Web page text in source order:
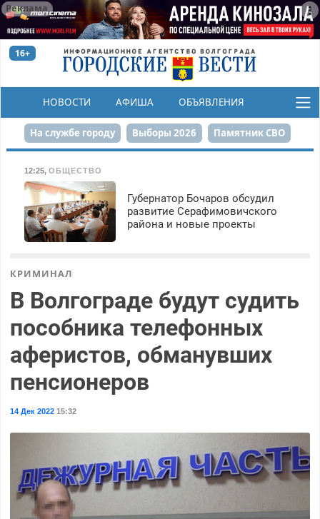
Реклама
16+
НОВОСТИ АФИША ОБЪЯВЛЕНИЯ
КОНКУРСЫ
На службе городу Выборы 2026 Памятник СВО
Набережная День Победы Реконструкция ЦПКиО
80-летие Победы Парк Героев-летчиков
12:25, ОБЩЕСТВО
Губернатор Бочаров обсудил
развитие Серафимовичского
района и новые проекты
КРИМИНАЛ
В Волгограде будут судить
пособника телефонных
аферистов, обманувших
пенсионеров
14 Дек 202215:32